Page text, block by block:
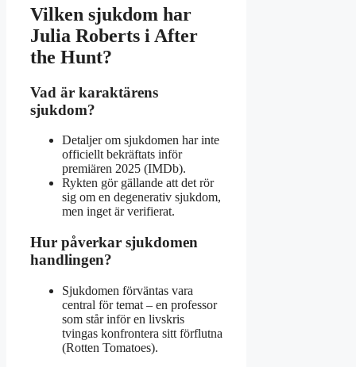
Vilken sjukdom har
Julia Roberts i After
the Hunt?
Vad är karaktärens
sjukdom?
Detaljer om sjukdomen har inte
officiellt bekräftats inför
premiären 2025 (IMDb).
Rykten gör gällande att det rör
sig om en degenerativ sjukdom,
men inget är verifierat.
Hur påverkar sjukdomen
handlingen?
Sjukdomen förväntas vara
central för temat – en professor
som står inför en livskris
tvingas konfrontera sitt förflutna
(Rotten Tomatoes).